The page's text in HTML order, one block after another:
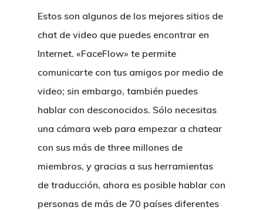
Estos son algunos de los mejores sitios de
chat de video que puedes encontrar en
Internet. «FaceFlow» te permite
comunicarte con tus amigos por medio de
video; sin embargo, también puedes
hablar con desconocidos. Sólo necesitas
una cámara web para empezar a chatear
con sus más de three millones de
miembros, y gracias a sus herramientas
de traducción, ahora es posible hablar con
personas de más de 70 países diferentes
CASAS
LOTES